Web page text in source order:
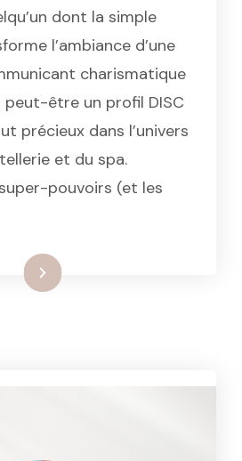
dont la simple
l’ambiance d’une
charismatique
être un profil DISC
précieux dans l’univers
et du spa.
pouvoirs (et les
suite: Le profil DISC jaune : un